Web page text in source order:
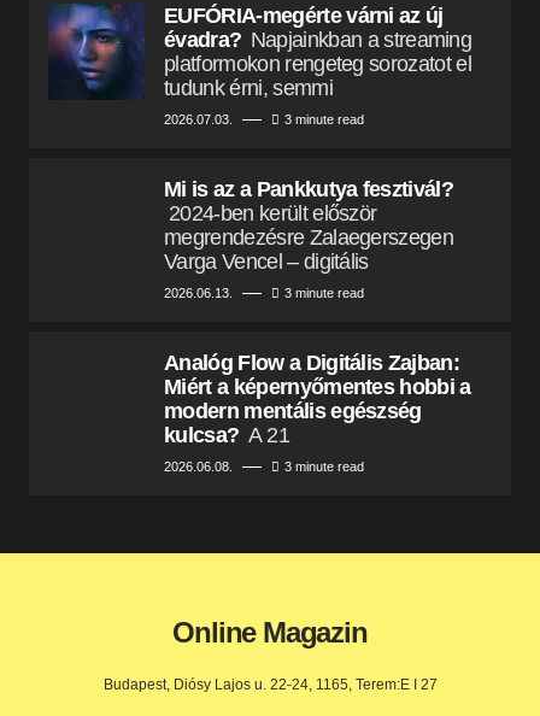
EUFÓRIA-megérte várni az új
évadra? Napjainkban a streaming
platformokon rengeteg sorozatot el
tudunk érni, semmi
2026.07.03. 3 minute read
Mi is az a Pankkutya fesztivál?
2024-ben került először
megrendezésre Zalaegerszegen
Varga Vencel – digitális
2026.06.13. 3 minute read
Analóg Flow a Digitális Zajban:
Miért a képernyőmentes hobbi a
modern mentális egészség
kulcsa? A 21
2026.06.08. 3 minute read
Online Magazin
Budapest, Diósy Lajos u. 22-24, 1165, Terem:E I 27